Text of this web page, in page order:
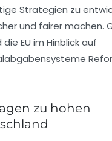
Strategien zu
und fairer machen.
EU im Hinblick auf
zu hohen